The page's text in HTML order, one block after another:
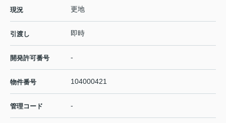
現況 更地
引渡し 即時
開発許可番号 -
物件番号 104000421
管理コード -